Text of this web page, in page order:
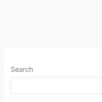
Search